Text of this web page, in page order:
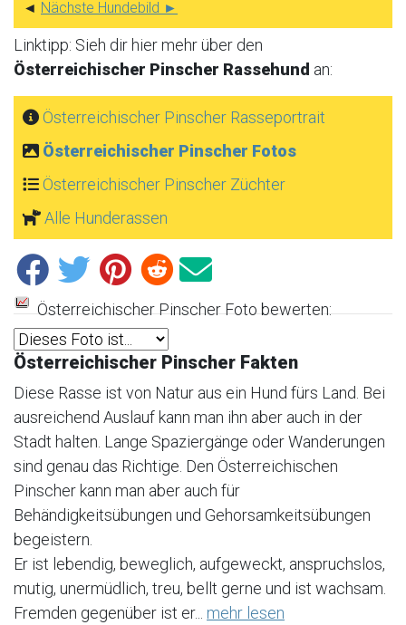
◄ Nächste Hundebild ►
Linktipp: Sieh dir hier mehr über den
Österreichischer Pinscher Rassehund an:
Österreichischer Pinscher Rasseportrait
Österreichischer Pinscher Fotos
Österreichischer Pinscher Züchter
Alle Hunderassen
Österreichischer Pinscher Foto bewerten:
Österreichischer Pinscher Fakten
Diese Rasse ist von Natur aus ein Hund fürs Land. Bei
ausreichend Auslauf kann man ihn aber auch in der
Stadt halten. Lange Spaziergänge oder Wanderungen
sind genau das Richtige. Den Österreichischen
Pinscher kann man aber auch für
Behändigkeitsübungen und Gehorsamkeitsübungen
begeistern.
Er ist lebendig, beweglich, aufgeweckt, anspruchslos,
mutig, unermüdlich, treu, bellt gerne und ist wachsam.
Fremden gegenüber ist er... mehr lesen